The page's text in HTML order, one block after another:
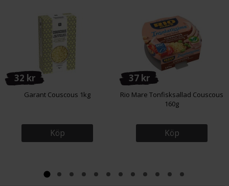
32 kr
Garant Couscous 1kg
Köp
37 kr
Rio Mare Tonfisksallad Couscous
160g
Köp